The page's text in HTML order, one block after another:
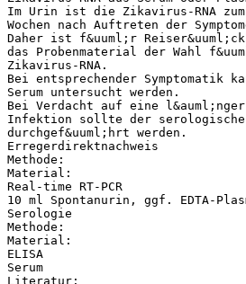
Im Urin ist die Zikavirus-RNA
Wochen nach Auftreten der
Daher ist f&uuml;r
das Probenmaterial der Wahl
Zikavirus-RNA.
Bei entsprechender Symptomatik
Serum untersucht werden.
Bei Verdacht auf eine
Infektion sollte der serologische
durchgef&uuml;hrt werden.
Erregerdirektnachweis
Methode:
Material:
Real-time RT-PCR
10 ml Spontanurin, ggf. EDTA-
Serologie
Methode:
Material:
ELISA
Serum
Literatur: